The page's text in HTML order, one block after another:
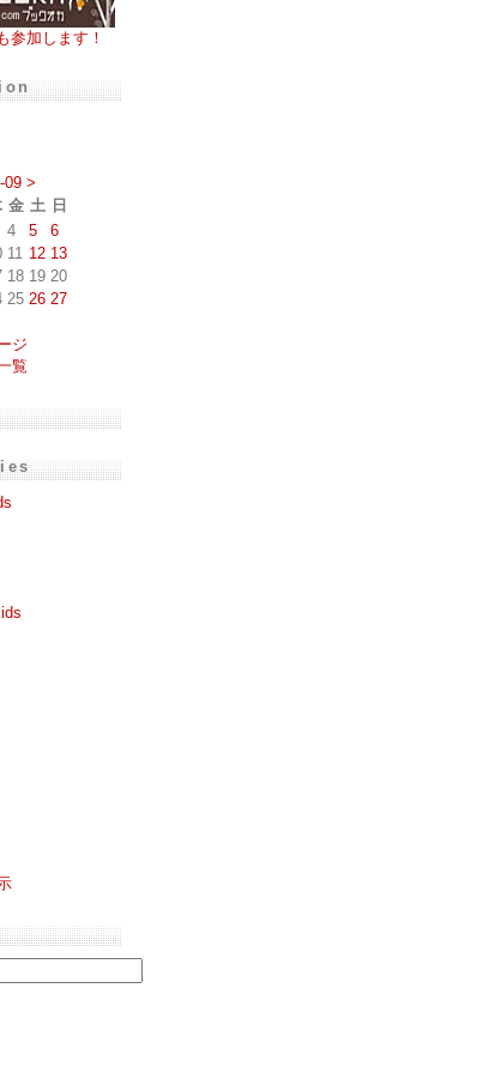
参加します！
09 >
金 土 日
4 5
6
11 12 13
18 19 20
25 26 27
ジ
覧